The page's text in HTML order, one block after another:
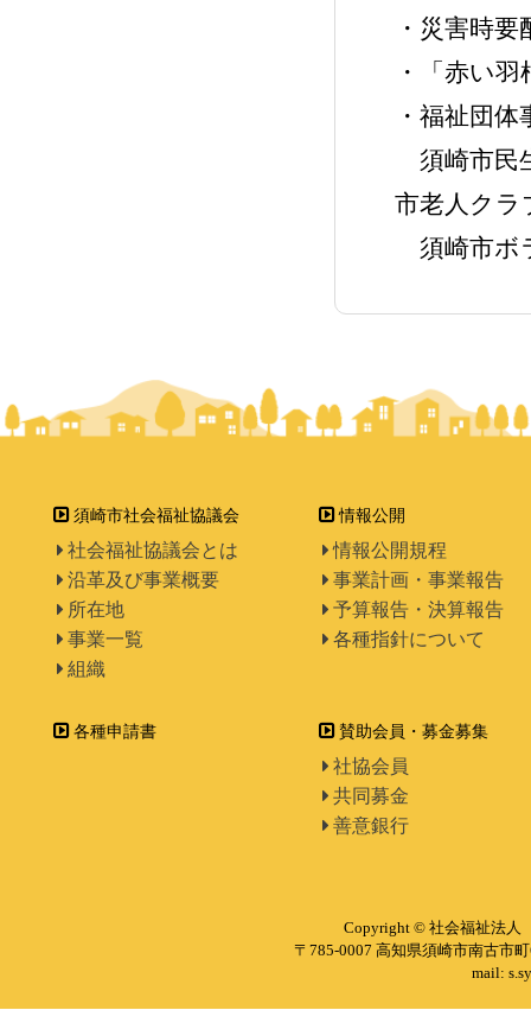
・災害時
・「赤い
・福祉団体
須崎市民
市老人クラ
須崎市ボ
須崎市社会福祉協議会
社会福祉協議会とは
沿革及び事業概要
所在地
事業一覧
組織
情報公開
情報公開規程
事業計画・事業報告
予算報告・決算報告
各種指針について
各種申請書 賛助会員・募金募集
社協会員
共同募金
善意銀行
Copyright © 社会福祉法人
〒785-0007 高知県須崎市南古市
mail: